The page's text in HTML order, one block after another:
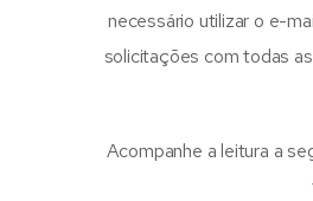
necessário utilizar o e-
solicitações com todas
Acompanhe a leitura a